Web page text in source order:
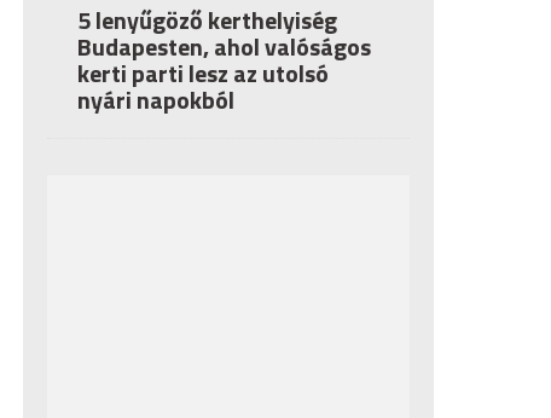
5 lenyűgöző kerthelyiség
Budapesten, ahol valóságos
kerti parti lesz az utolsó
nyári napokból